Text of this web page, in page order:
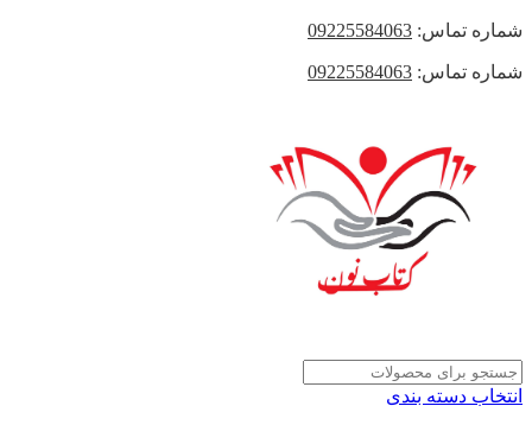
شماره تماس: 09225584063
شماره تماس: 09225584063
انتخاب دسته بندی